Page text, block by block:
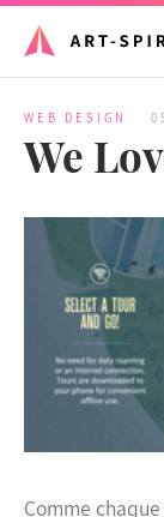
WEB DESIGN
We
Comme